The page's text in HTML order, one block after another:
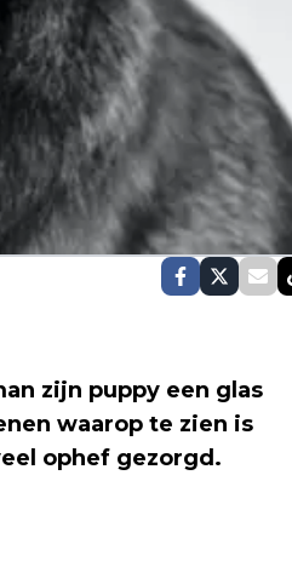
zijn puppy een glas
waarop te zien is
ophef gezorgd.